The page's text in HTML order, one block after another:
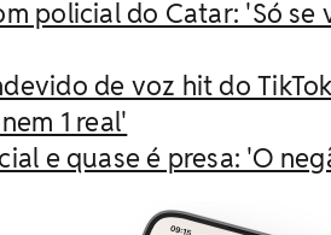
policial do Catar: 'Só se
de voz hit do
1 real'
e quase é presa: 'O